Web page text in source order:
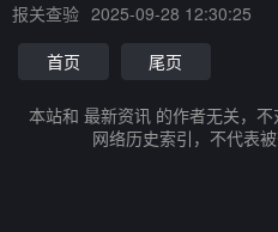
报关查验 2025-09-28 12:30:25
首页
尾页
本站和 最新资讯 的作者无关，
网络历史索引，不代表